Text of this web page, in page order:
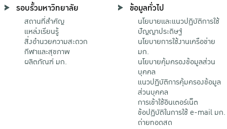
รอบรั้วมหาวิทยาลัย
สถานที่สำคัญ
แหล่งเรียนรู้
สิ่งอำนวยความสะดวก
กีฬาและสุขภาพ
ผลิตภัณฑ์ มก.
ข้อมูลทั่วไป
นโยบายและแนวปฏิบัติการใช้
ปัญญาประดิษฐ์
นโยบายการใช้งานเครือข่าย
มก.
นโยบายคุ้มครองข้อมูลส่วน
บุคคล
แนวปฏิบัติการคุ้มครองข้อมูล
ส่วนบุคคล
การเข้าใช้อินเตอร์เน็ต
ข้อปฏิบัติในการใช้ e-mail มก.
ถ่ายทอดสด